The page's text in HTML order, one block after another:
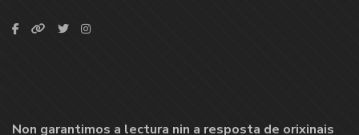
Non garantimos a lectura nin a resposta de orixinais